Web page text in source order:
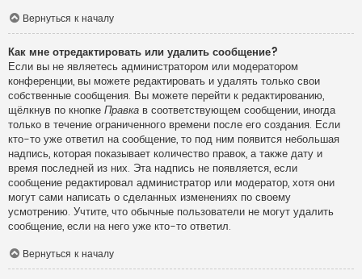
Вернуться к началу
Как мне отредактировать или удалить сообщение?
Если вы не являетесь администратором или модератором
конференции, вы можете редактировать и удалять только свои
собственные сообщения. Вы можете перейти к редактированию,
щёлкнув по кнопке Правка в соответствующем сообщении, иногда
только в течение ограниченного времени после его создания. Если
кто-то уже ответил на сообщение, то под ним появится небольшая
надпись, которая показывает количество правок, а также дату и
время последней из них. Эта надпись не появляется, если
сообщение редактировал администратор или модератор, хотя они
могут сами написать о сделанных изменениях по своему
усмотрению. Учтите, что обычные пользователи не могут удалить
сообщение, если на него уже кто-то ответил.
Вернуться к началу